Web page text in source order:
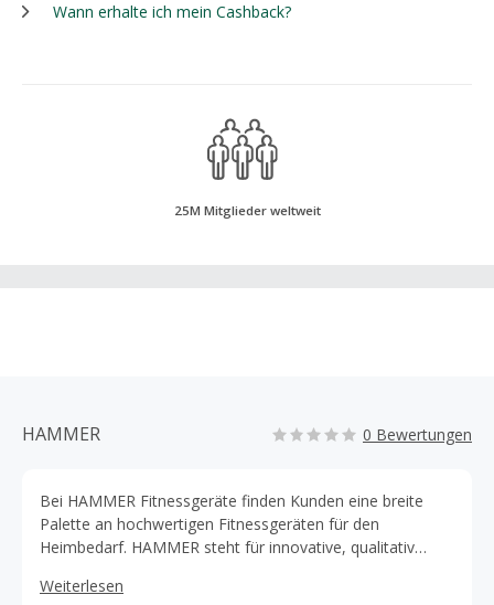
Wann erhalte ich mein Cashback?
25M Mitglieder weltweit
HAMMER 0 Bewertungen
Bei HAMMER Fitnessgeräte finden Kunden eine breite
Palette an hochwertigen Fitnessgeräten für den
Heimbedarf. HAMMER steht für innovative, qualitativ
sowie für einzigartige Trainingskonzepte. Als Hersteller ist
Weiterlesen